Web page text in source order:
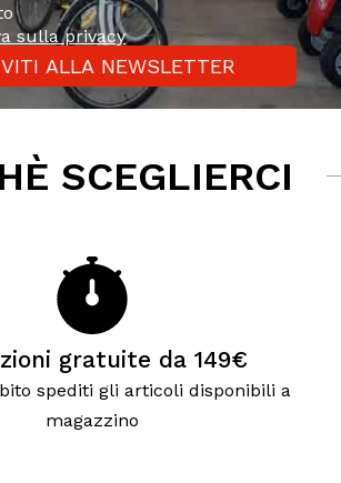
sulla privacy
ALLA NEWSLETTER
SCEGLIERCI
gratuite da 149€
spediti gli articoli disponibili a
magazzino